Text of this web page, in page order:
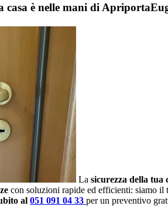
casa è nelle mani di
La sicurezza della tua
con soluzioni rapide ed efficienti: siamo il
al 051 091 04 33 per un preventivo